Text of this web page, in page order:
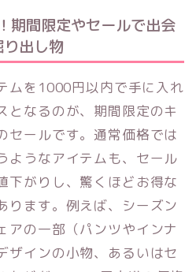
期間限定やセールで出会
出し物
ムを1000円以内で手に入れ
となるのが、期間限定のキ
セールです。通常価格では
ようなアイテムも、セール
下がりし、驚くほどお得な
ります。例えば、シーズン
アの一部（パンツやインナ
ザインの小物、あるいはセ